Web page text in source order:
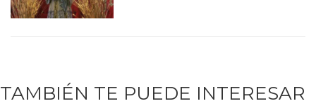
TAMBIÉN TE PUEDE INTERESAR